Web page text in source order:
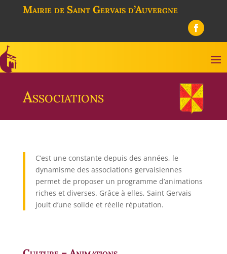
Mairie de Saint Gervais d’Auvergne
Associations
C’est une constante depuis des années, le
dynamisme des associations gervaisiennes
permet de proposer un programme d’animations
riches et diverses. Grâce à elles, Saint Gervais
jouit d’une solide et réelle réputation.